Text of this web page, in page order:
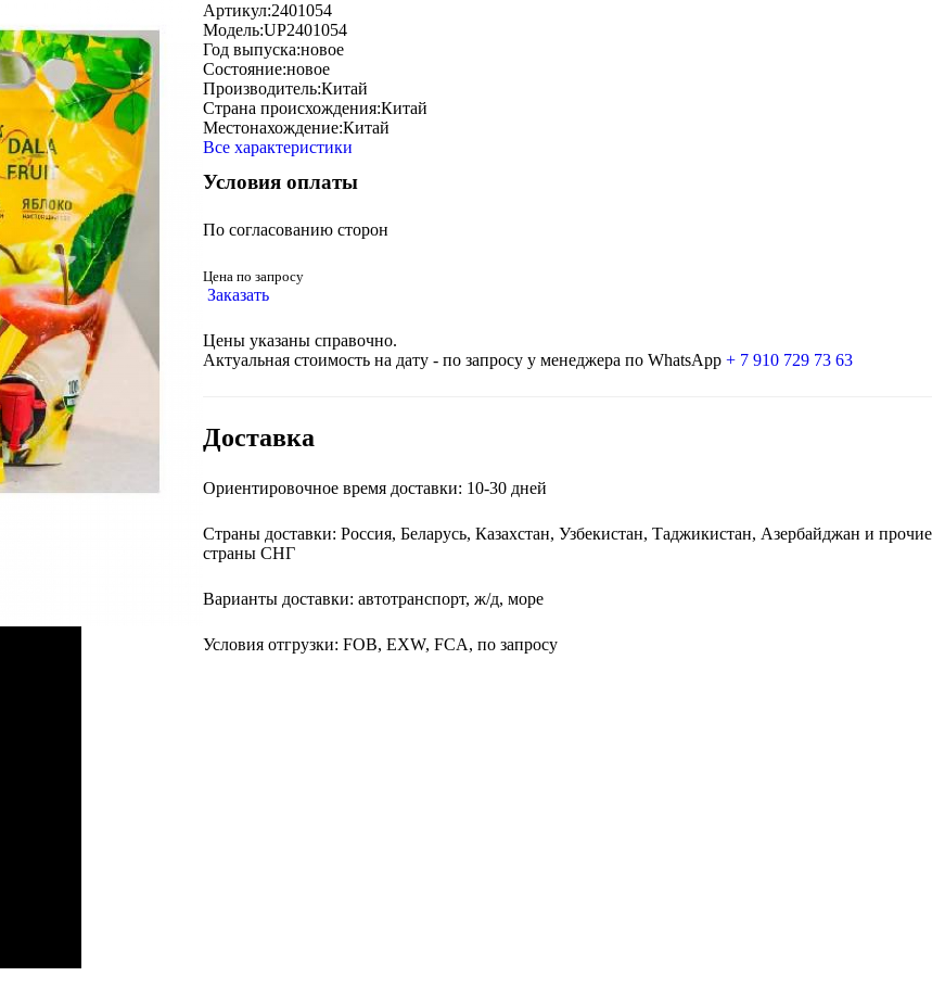
Артикул:2401054
Модель:UP2401054
Год выпуска:новое
Состояние:новое
Производитель:Китай
Страна происхождения:Китай
Местонахождение:Китай
Все характеристики
Условия оплаты
По согласованию сторон
Цена по запросу
Заказать
Цены указаны справочно.
Актуальная стоимость на дату - по запросу у менеджера по WhatsApp + 7 910 729 73 63
Доставка
Ориентировочное время доставки: 10-30 дней
Страны доставки: Россия, Беларусь, Казахстан, Узбекистан, Таджикистан, Азербайджан и прочие
страны СНГ
Варианты доставки: автотранспорт, ж/д, море
Условия отгрузки: FOB, EXW, FCA, по запросу